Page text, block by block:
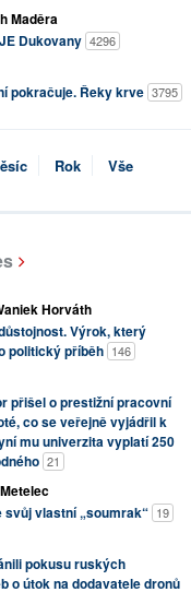
Maděra
Dukovany 4296
pokračuje. Řeky krve 3795
Rok Vše
Horváth
Výrok, který
politický příběh 146
přišel o prestižní pracovní
co se veřejně vyjádřil k
mu univerzita vyplatí 250
21
svůj vlastní „soumrak“ 19
pokusu ruských
o útok na dodavatele dronů